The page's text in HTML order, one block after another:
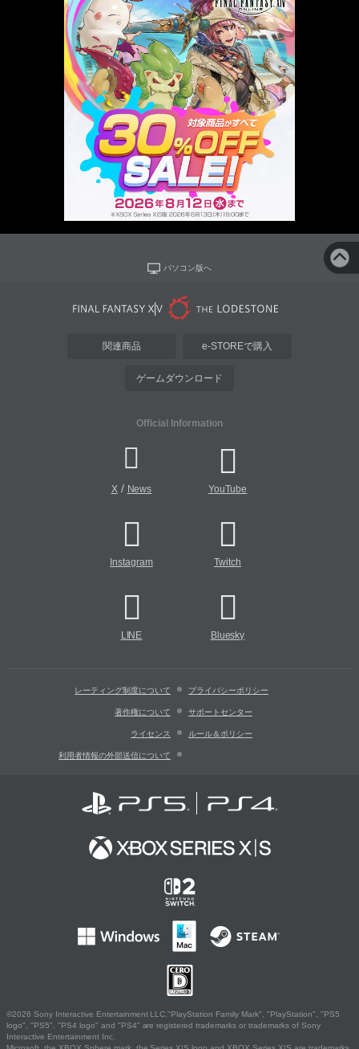
パソコン版へ
関連商品 e-STOREで購入
ゲームダウンロード
Official Information
X/ News YouTube
Instagram Twitch
LINE Bluesky
レーティング制度について プライバシーポリシー
著作権について サポートセンター
ライセンス ルール＆ポリシー
利用者情報の外部送信について
©2026 Sony Interactive Entertainment LLC."PlayStation Family Mark", "PlayStation", "PS5
logo", "PS5", "PS4 logo" and "PS4" are registered trademarks or trademarks of Sony
Interactive Entertainment Inc.